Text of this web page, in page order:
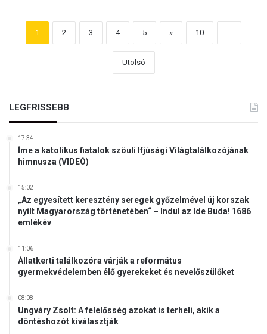
1 2 3 4 5 » 10 ...
Utolsó
LEGFRISSEBB
17:34
Íme a katolikus fiatalok szöuli Ifjúsági Világtalálkozójának
himnusza (VIDEÓ)
15:02
„Az egyesített keresztény seregek győzelmével új korszak
nyílt Magyarország történetében“ – Indul az Ide Buda! 1686
emlékév
11:06
Állatkerti találkozóra várják a református
gyermekvédelemben élő gyerekeket és nevelőszülőket
08:08
Ungváry Zsolt: A felelősség azokat is terheli, akik a
döntéshozót kiválasztják